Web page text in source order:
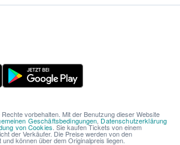
vorbehalten. Mit der Benutzung dieser Website
Geschäftsbedingungen Datenschutzerklärung
von Cookies . Sie kaufen Tickets von einem
der Verkäufer. Die Preise werden von den
können über dem Originalpreis liegen.